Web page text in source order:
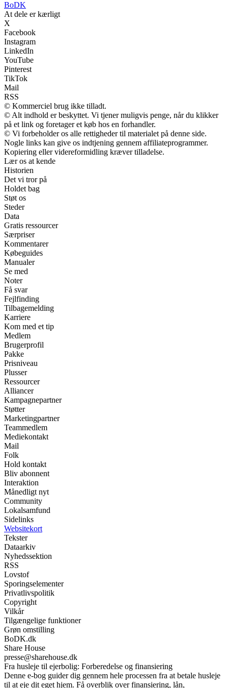
BoDK
At dele er kærligt
X
Facebook
Instagram
LinkedIn
YouTube
Pinterest
TikTok
Mail
RSS
© Kommerciel brug ikke tilladt.
© Alt indhold er beskyttet. Vi tjener muligvis penge, når du klikker
på et link og foretager et køb hos en forhandler.
© Vi forbeholder os alle rettigheder til materialet på denne side.
Nogle links kan give os indtjening gennem affiliateprogrammer.
Kopiering eller videreformidling kræver tilladelse.
Lær os at kende
Historien
Det vi tror på
Holdet bag
Støt os
Steder
Data
Gratis ressourcer
Særpriser
Kommentarer
Købeguides
Manualer
Se med
Noter
Få svar
Fejlfinding
Tilbagemelding
Karriere
Kom med et tip
Medlem
Brugerprofil
Pakke
Prisniveau
Plusser
Ressourcer
Alliancer
Kampagnepartner
Støtter
Marketingpartner
Teammedlem
Mediekontakt
Mail
Folk
Hold kontakt
Bliv abonnent
Interaktion
Månedligt nyt
Community
Lokalsamfund
Sidelinks
Websitekort
Tekster
Dataarkiv
Nyhedssektion
RSS
Lovstof
Sporingselementer
Privatlivspolitik
Copyright
Vilkår
Tilgængelige funktioner
Grøn omstilling
BoDK.dk
Share House
presse@sharehouse.dk
Fra husleje til ejerbolig: Forberedelse og finansiering
Denne e-bog guider dig gennem hele processen fra at betale husleje
til at eje dit eget hjem. Få overblik over finansiering, lån,